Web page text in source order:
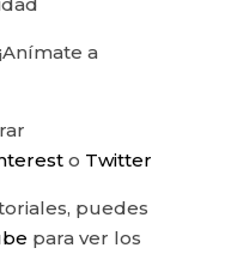
a
o Twitter
puedes
para ver los